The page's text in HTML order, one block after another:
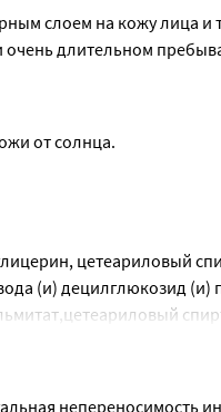
слоем на кожу лица и
длительном
от солнца.
цетеариловый
(и) децилглюкозид (и)
камедь,акрил/винил
непереносимость